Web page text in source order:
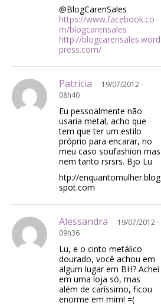
@BlogCarenSales
https://www.facebook.co
m/blogcarensales
http://blogcarensales.word
press.com/
Patricia
19/07/2012 -
08h40
Eu pessoalmente não
usaria metal, acho que
tem que ter um estilo
próprio para encarar, no
meu caso soufashion mas
nem tanto rsrsrs. Bjo Lu
htp://enquantomulher.blog
spot.com
Alessandra
19/07/2012 -
09h36
Lu, e o cinto metálico
dourado, você achou em
algum lugar em BH? Achei
em uma loja só, mas
além de caríssimo, ficou
enorme em mim! =(